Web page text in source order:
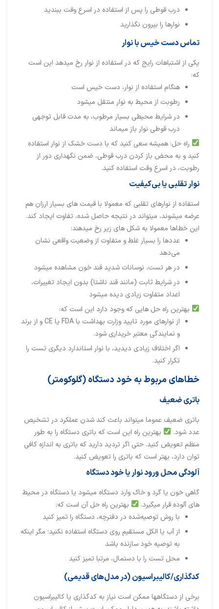
درب قوطی را پس از استفاده در اسرع وقت ببندید
نوارها را بیرون نگذارید
تماس دست خیس با نوار
یکی از اشتباهات رایج که در استفاده از نوار رخ میدهد این است
که:
هنگام استفاده از نوار، دست خیس است
رطوبت از محیط به نوار منتقل میشود
در شرایط محیطی بسیار مرطوب، به مدت قابل توجهی
درب قوطی نوار باز میماند
راه حل: همیشه سعی کنید که با دست خشک از نوار استفاده
کنید و به محض باز کردن درب قوطی، ضمن نگهداری دور از
رطوبت، در اسرع وقت استفاده کنید.
نوار تقلبی یا بی‌کیفیت
استفاده از نوارهای تقلبی که معمولا با قیمت های بسیار ارزان هم
عرضه میشوند، میتواند در نتیجه حاصل شده، تفاوت ایجاد کند.
این خطاها معمولا به شکل های زیر رخ میدهند:
عددها را بسیار غلط و متفاوت از وضعیت واقعی نشان
می‌دهد
در هر تست، نوسانات شدید قند خون مشاهده میشود
در شرایط ثابت (مانند قند ناشتا) بدون ایجاد تغییرات،
اعداد متفاوت زیادی دیده میشود
بهترین راه حل هایی که وجود دارد این است که:
از نوارهای مورد تایید وزارت بهداشت با FDA یا CE و از برند
و نمایندگی معتبر خریداری شود.
اگر اختلاف زیادی دیدید، با نوار استاندارد دیگری تست را
تکرار کنید.
خطاهای مربوط به خود دستگاه (گلوکومتر)
باتری ضعیف
باتری ضعیف عموما میتواند باعث کند شدن عملکرد در تشخیص
عدد شود.
بهترین راه این است که باتری دستگاه را به طور
منظم تعویض کنید. حتی اگر تردید دارید که باتری به اندازه کافی
توان دارد، بهتر است که باتری را تعویض کنید.
آلودگی محل ورود نوار یا خود دستگاه
گاهی خون یا گرد و خاک وارد دستگاه میشود یا دستگاه در محیط
های آلوده قرار میگیرد.
بهترین راه حل آن است که:
با روش توصیه‌شده در دفترچه، دستگاه را تمیز کنید
از آب یا الکل مستقیم روی دستگاه استفاده نکنید؛ مگر اینکه
به توصیه خود سازنده باشد
محل تست را با دستمال، مرتبا تمیز کنید
کدگذاری/کالیبراسیون (در مدل‌های قدیمی)
برخی از دستگاهها ممکن است نیاز به کدگذاری یا کالیبراسیون